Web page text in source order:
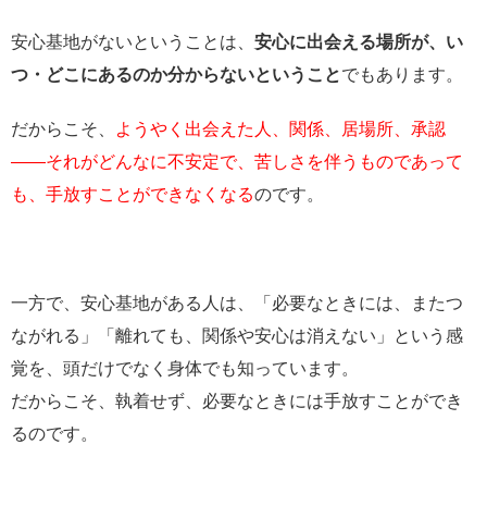
安心基地がないということは、 安心に出会える場所が、い
つ・どこにあるのか分からないということでもあります。
だからこそ、
ようやく出会えた人、関係、居場所、承認
――それがどんなに不安定で、苦しさを伴うものであって
も、手放すことができなくなるのです。
一方で、安心基地がある人は、「必要なときには、またつ
ながれる」「離れても、関係や安心は消えない」という感
覚を、頭だけでなく身体でも知っています。
だからこそ、執着せず、必要なときには手放すことができ
るのです。